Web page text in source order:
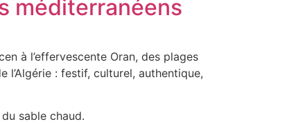
méditerranéens
à l’effervescente Oran, des plages
l’Algérie : festif, culturel, authentique,
sable chaud.